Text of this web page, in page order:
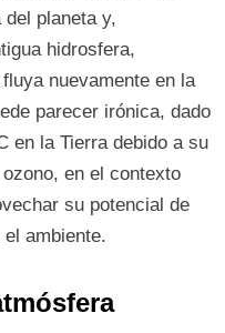
planeta y,
hidrosfera,
nuevamente en la
parecer irónica, dado
en la Tierra debido a su
en el contexto
su potencial de
ambiente.